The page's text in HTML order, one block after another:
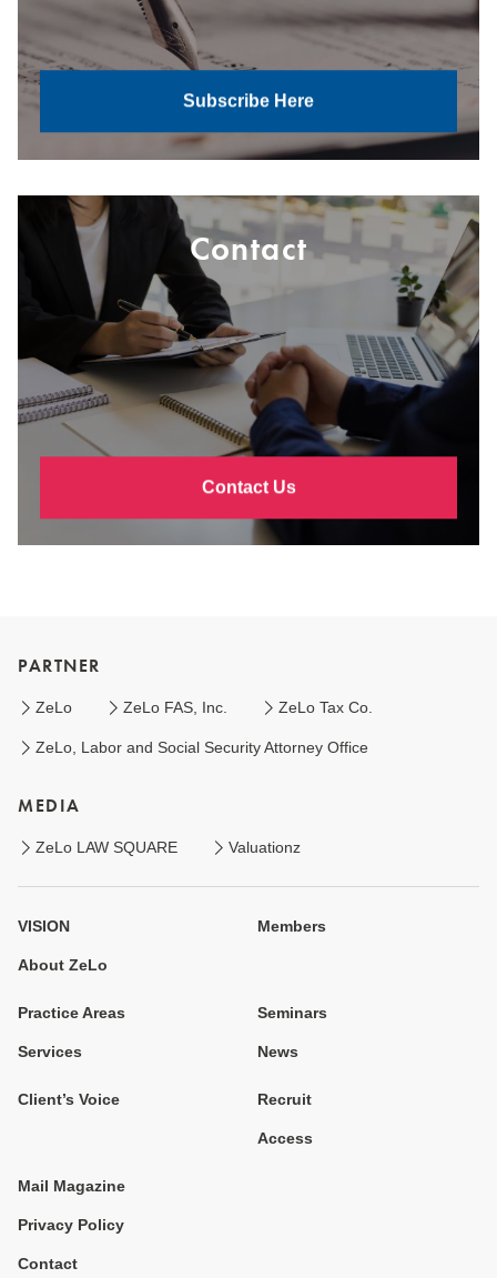
Subscribe Here
Contact
Contact Us
PARTNER
ZeLo ZeLo FAS, Inc. ZeLo Tax Co.
ZeLo, Labor and Social Security Attorney Office
MEDIA
ZeLo LAW SQUARE Valuationz
VISION
About ZeLo
Members
Practice Areas
Services
Seminars
News
Client’s Voice Recruit
Access
Mail Magazine
Privacy Policy
Contact